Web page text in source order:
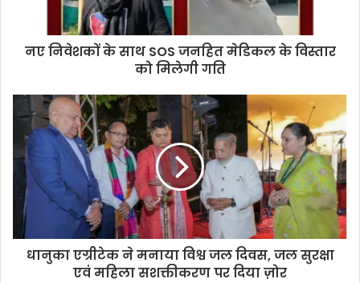
नए निवेशकों के साथ SOS जनहित मेडिकल के विस्तार
को मिलेगी गति
धानुका एग्रीटेक ने मनाया विश्व जल दिवस, जल सुरक्षा
एवं महिला सशक्तीकरण पर दिया ज़ोर